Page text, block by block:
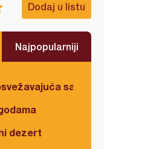
Dodaj u listu
Najpopularniji
salata
dezert